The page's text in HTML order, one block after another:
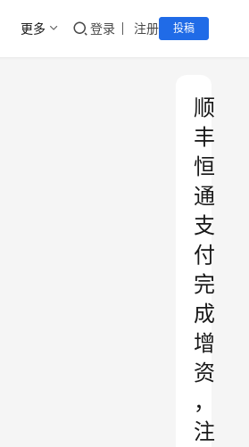
更多 登录 注册 投稿
顺
丰
恒
通
支
付
完
成
增
资
，
注